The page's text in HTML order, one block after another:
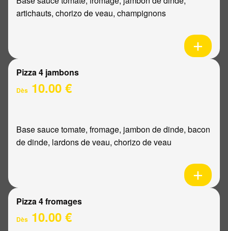
artichauts, chorizo de veau, champignons
Pizza 4 jambons
Dès 10.00 €
Base sauce tomate, fromage, jambon de dinde, bacon
de dinde, lardons de veau, chorizo de veau
Pizza 4 fromages
Dès 10.00 €